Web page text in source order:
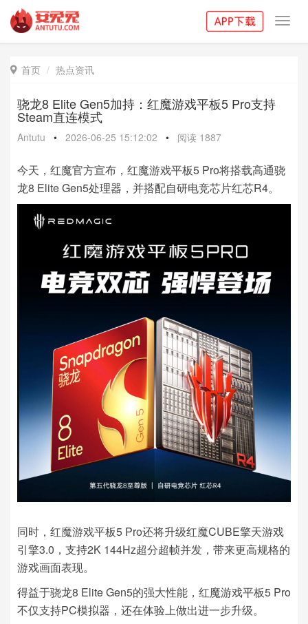
 首页 热点资讯
骁龙8 Elite Gen5加持：红魔游戏平板5 Pro支持
Steam直连模式
Antutu • 2026-06-25 15:12:02 • 阅读 1887
今天，红魔官方宣布，红魔游戏平板5 Pro将搭载高通骁
龙8 Elite Gen5处理器，并搭配自研电竞芯片红芯R4。
同时，红魔游戏平板5 Pro还将升级红魔CUBE擎天游戏
引擎3.0，支持2K 144Hz超分超帧并发，带来更高规格的
游戏画面表现。
得益于骁龙8 Elite Gen5的强大性能，红魔游戏平板5 Pro
不仅支持PC模拟器，还在体验上做出进一步升级。